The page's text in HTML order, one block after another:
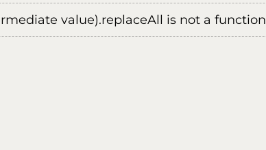
value).replaceAll is not a function